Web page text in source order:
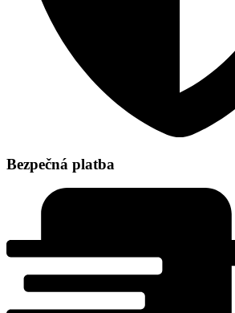
Bezpečná platba